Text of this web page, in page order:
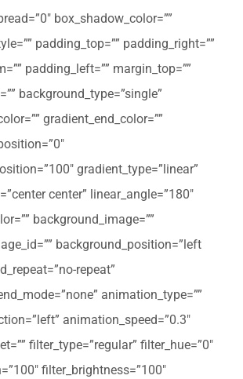
box_shadow_color=””
padding_top=”” padding_right=””
padding_left=”” margin_top=””
background_type=”single”
gradient_end_color=””
gradient_type=”linear”
center” linear_angle=”180″
background_image=””
background_position=”left
repeat”
animation_type=””
animation_speed=”0.3″
filter_type=”regular” filter_hue=”0″
filter_brightness=”100″